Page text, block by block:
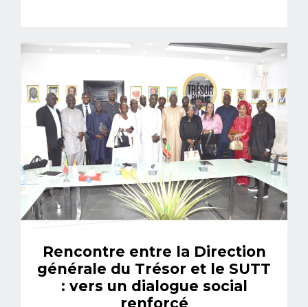
Rencontre entre la Direction
générale du Trésor et le SUTT
: vers un dialogue social
renforcé